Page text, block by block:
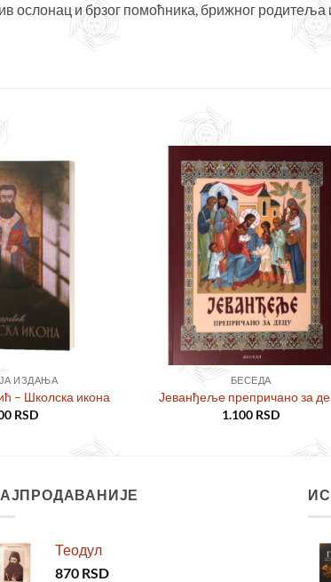
ослонац и брзог помоћника, брижног родитеља
ИЗДАЊА
– Школска икона
RSD
у
БЕСЕДА
Јеванђеље препричано за
1.100 RSD
Теодул
870 RSD